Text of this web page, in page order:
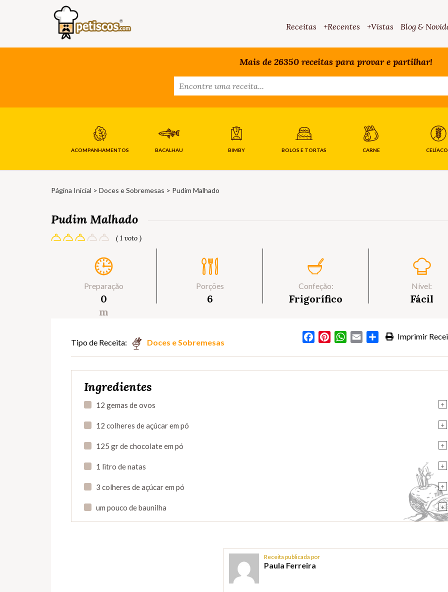
Receitas +Recentes +Vistas Blog &
Mais de 26350 receitas para provar e partilhar!
ACOMPANHAMENTOS BACALHAU BIMBY BOLOS E TORTAS CARNE
Página Inicial > Doces e Sobremesas > Pudim Malhado
Pudim Malhado
( 1 voto )
Preparação
0
m
Porções
6
Confeção:
Frigorífico
Nível:
Fácil
Imprimir
FacebookPinterestWhatsApp
Email Partilhar
Tipo de Receita: Doces e Sobremesas
Ingredientes
+
12 gemas de ovos
+
12 colheres de açúcar em pó
+
125 gr de chocolate em pó
+
1 litro de natas
+
3 colheres de açúcar em pó
+
um pouco de baunilha
Receita publicada por
Paula Ferreira